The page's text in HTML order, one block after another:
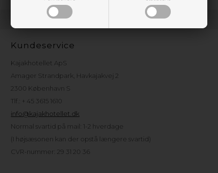
Kundeservice
Kajakhotellet ApS
Amager Strandpark, Havkajakvej 2
2300 København S
Tlf.: + 45 3615 1610
info@kajakhotellet.dk
Normal svartid på mail: 1-2 hverdage
(I højsæsonen kan der opstå længere svartid)
CVR-nummer: 29 31 20 36